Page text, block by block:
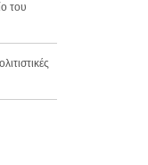
του